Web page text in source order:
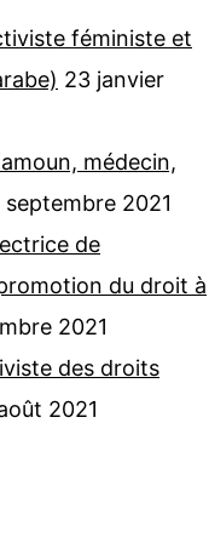
féministe et
23 janvier
médecin,
septembre 2021
de
du droit à
2021
des droits
2021